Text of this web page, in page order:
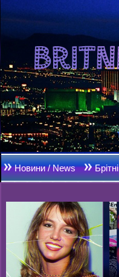
Новини / News Брітні